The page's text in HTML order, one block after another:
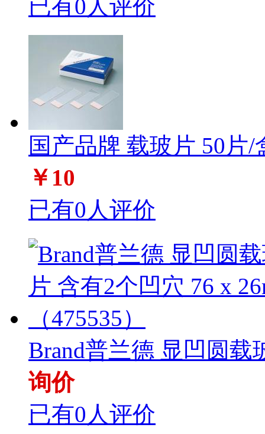
已有0人评价
国产品牌 载玻片 50片/
￥10
已有0人评价
Brand普兰德 显凹圆载
询价
已有0人评价